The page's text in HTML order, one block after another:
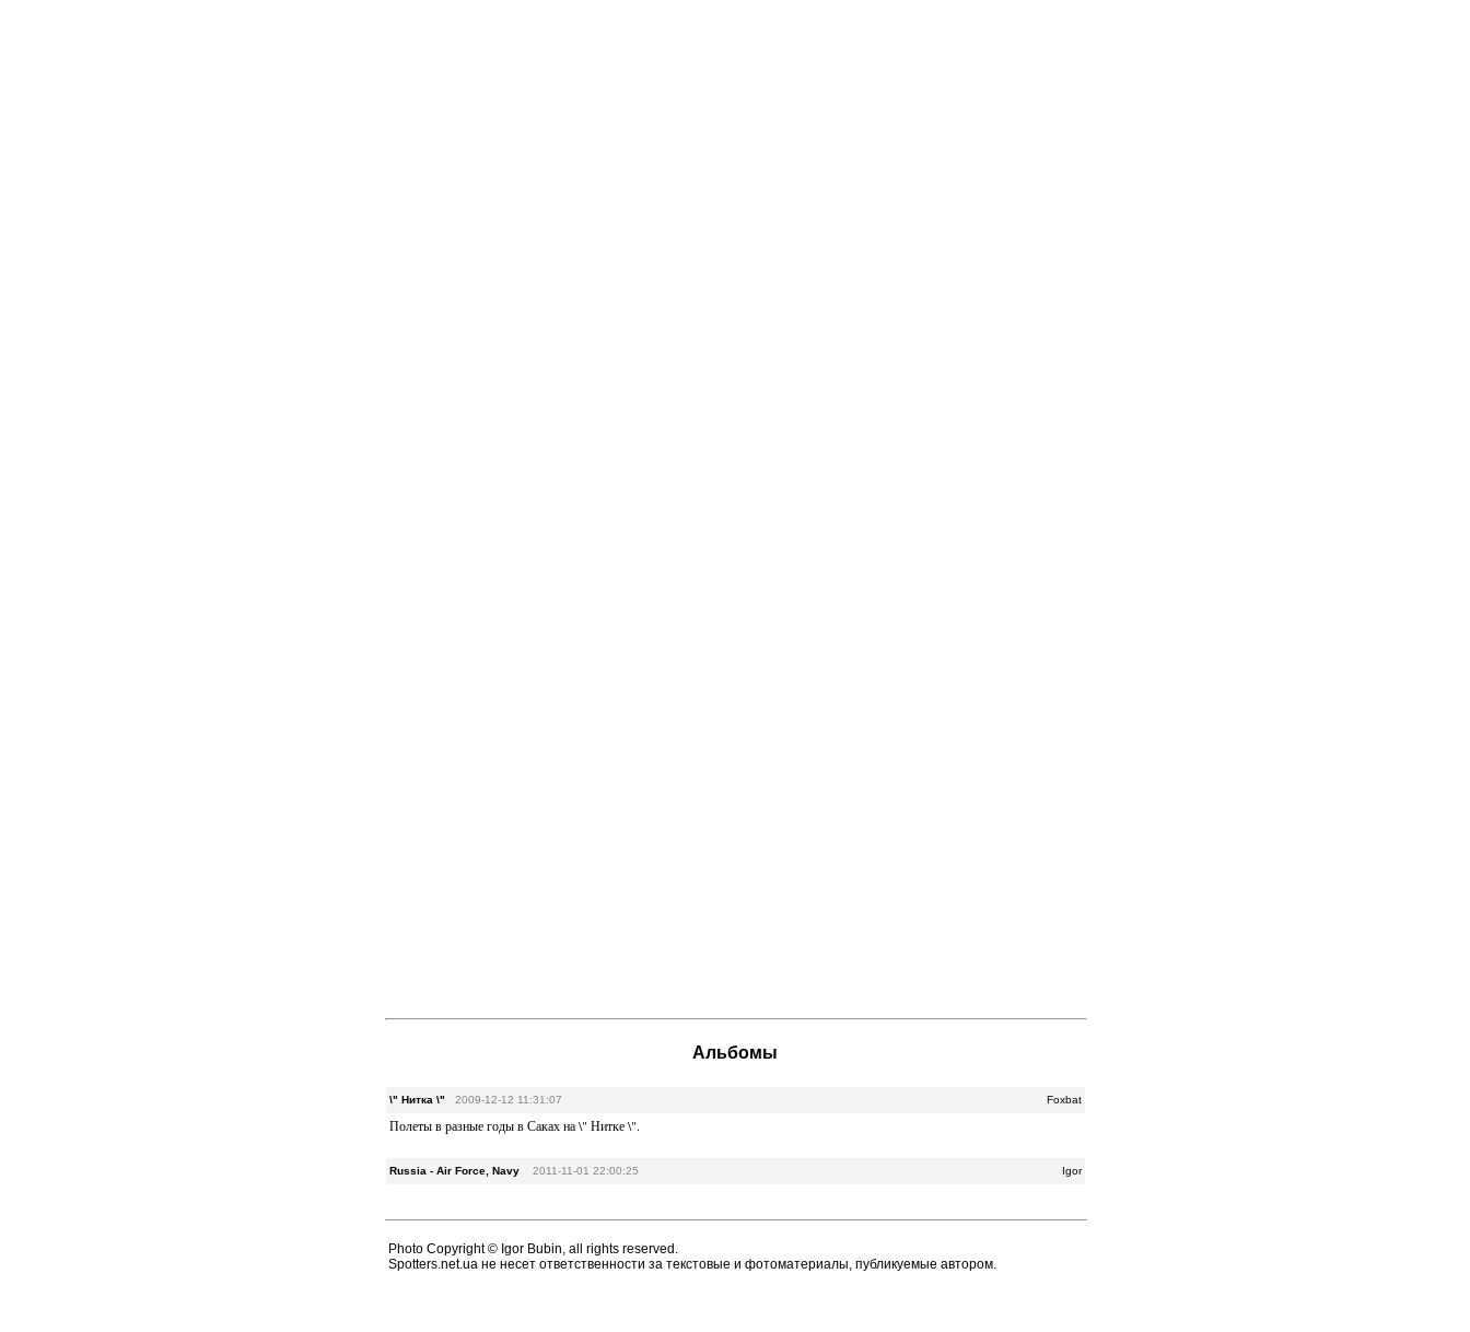
Альбомы
\" Нитка \" 2009-12-12 11:31:07 Foxbat
Полеты в разные годы в Саках на \" Нитке \".
Russia - Air Force, Navy 2011-11-01 22:00:25 Igor
Photo Copyright © Igor Bubin, all rights reserved.
Spotters.net.ua не несет ответственности за текстовые и фотоматериалы, публикуемые автором.